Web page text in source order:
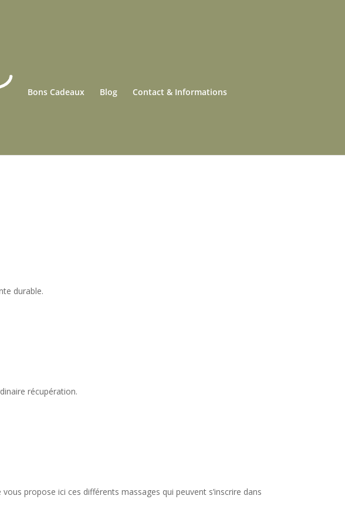
Bons Cadeaux Blog Contact & Informations
durable.
récupération.
propose ici ces différents massages qui peuvent s’inscrire dans